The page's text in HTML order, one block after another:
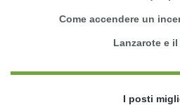
Come accendere un
Lanzarote e
I posti